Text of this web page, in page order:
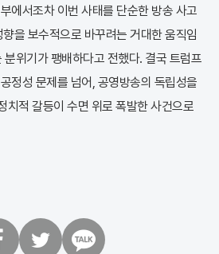
에서조차 이번 사태를 단순한 방송 사고
을 보수적으로 바꾸려는 거대한 움직임
위기가 팽배하다고 전했다. 결국 트럼프
정성 문제를 넘어, 공영방송의 독립성을
치적 갈등이 수면 위로 폭발한 사건으로